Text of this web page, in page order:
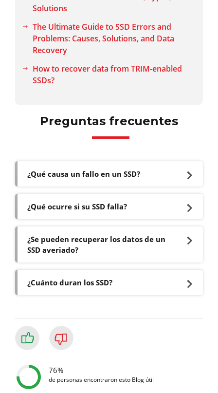
Solutions
The Ultimate Guide to SSD Errors and
Problems: Causes, Solutions, and Data
Recovery
How to recover data from TRIM-enabled
SSDs?
Preguntas frecuentes
¿Qué causa un fallo en un SSD?
¿Qué ocurre si su SSD falla?
¿Se pueden recuperar los datos de un
SSD averiado?
¿Cuánto duran los SSD?
76%
de personas encontraron esto Blog útil